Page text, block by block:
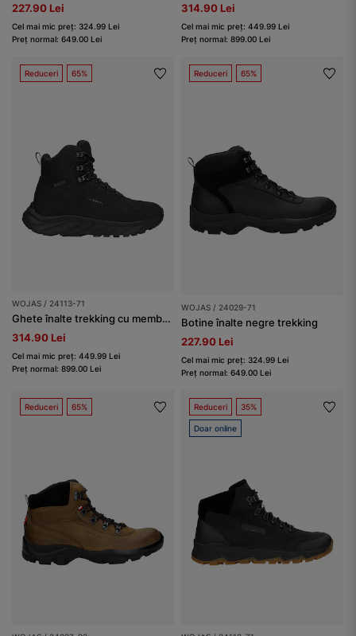
227.90 Lei
Cel mai mic preț: 324.99 Lei
Preț normal: 649.00 Lei
314.90 Lei
Cel mai mic preț: 449.99 Lei
Preț normal: 899.00 Lei
Reduceri 65%
WOJAS / 24113-71
Ghete înalte trekking cu membrană impermeabilă bărbați
314.90 Lei
Cel mai mic preț: 449.99 Lei
Preț normal: 899.00 Lei
Reduceri 65%
WOJAS / 24029-71
Botine înalte negre trekking
227.90 Lei
Cel mai mic preț: 324.99 Lei
Preț normal: 649.00 Lei
Reduceri 65% Reduceri 35%
Doar online